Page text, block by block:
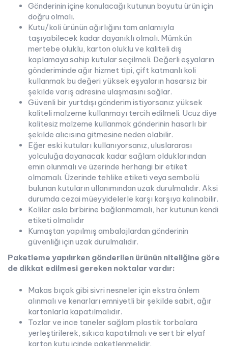
Gönderinin içine konulacağı kutunun boyutu ürün için
doğru olmalı.
Kutu/koli ürünün ağırlığını tam anlamıyla
taşıyabilecek kadar dayanıklı olmalı. Mümkün
mertebe oluklu, karton oluklu ve kaliteli dış
kaplamaya sahip kutular seçilmeli. Değerli eşyaların
gönderiminde ağır hizmet tipi, çift katmanlı koli
kullanmak bu değeri yüksek eşyaların hasarsız bir
şekilde varış adresine ulaşmasını sağlar.
Güvenli bir yurtdışı gönderim istiyorsanız yüksek
kaliteli malzeme kullanmayı tercih edilmeli. Ucuz diye
kalitesiz malzeme kullanmak gönderinin hasarlı bir
şekilde alıcısına gitmesine neden olabilir.
Eğer eski kutuları kullanıyorsanız, uluslararası
yolculuğa dayanacak kadar sağlam olduklarından
emin olunmalı ve üzerinde herhangi bir etiket
olmamalı. Üzerinde tehlike etiketi veya sembolü
bulunan kutuların ullanımından uzak durulmalıdır. Aksi
durumda cezai müeyyidelerle karşı karşıya kalınabilir.
Koliler asla birbirine bağlanmamalı, her kutunun kendi
etiketi olmalıdır
Kumaştan yapılmış ambalajlardan gönderinin
güvenliği için uzak durulmalıdır.
Paketleme yapılırken gönderilen ürünün niteliğine göre
de dikkat edilmesi gereken noktalar vardır:
Makas bıçak gibi sivri nesneler için ekstra önlem
alınmalı ve kenarları emniyetli bir şekilde sabit, ağır
kartonlarla kapatılmalıdır.
Tozlar ve ince taneler sağlam plastik torbalara
yerleştirilerek, sıkıca kapatılmalı ve sert bir elyaf
karton kutu içinde paketlenmelidir.